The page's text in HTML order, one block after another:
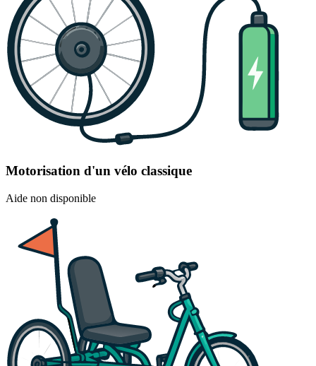
Motorisation d'un vélo classique
Aide non disponible